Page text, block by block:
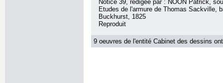
Notice 39, rédigée par : NOON Patrick,
Etudes de l'armure de Thomas Sackville,
Buckhurst, 1825
Reproduit
9 oeuvres de l'entité Cabinet des dessins